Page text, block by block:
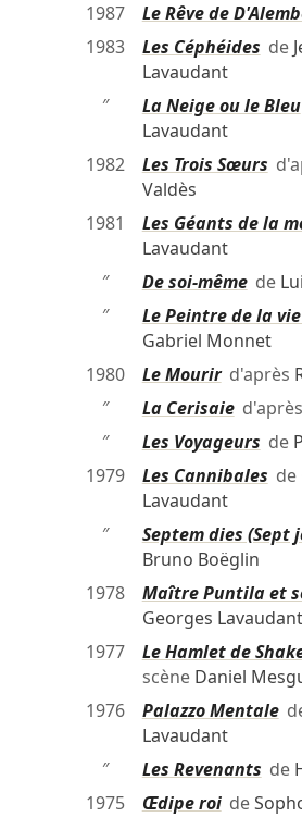
1987
Le Rêve de
1983
Les Céphéides de
Lavaudant
″
La Neige ou le Bleu
Lavaudant
1982
Les Trois Sœurs
Valdès
1981
Les Géants de la
Lavaudant
″
De soi-mêmede
″
Le Peintre de la
Gabriel Monnet
1980
Le Mourird'après
″
La Cerisaied'après
″
Les Voyageurs de
1979
Les Cannibales de
Lavaudant
″
Septem dies (Sept
Bruno Boëglin
1978
Maître Puntila et
Georges Lavaudant
1977
Le Hamlet de
scène Daniel
1976
Palazzo Mentale
Lavaudant
″
Les Revenants de
1975
Œdipe roide